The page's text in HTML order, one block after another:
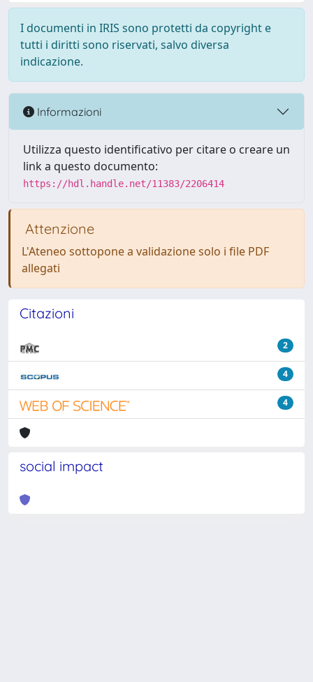
I documenti in IRIS sono protetti da copyright e
tutti i diritti sono riservati, salvo diversa
indicazione.
Informazioni
Utilizza questo identificativo per citare o creare un
link a questo documento:
https://hdl.handle.net/11383/2206414
Attenzione
L'Ateneo sottopone a validazione solo i file PDF
allegati
Citazioni
2
4
4
social impact